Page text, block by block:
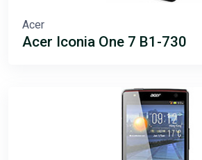
Acer
Acer Iconia One 7 B1-730